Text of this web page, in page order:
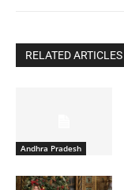
RELATED ARTICLES
Andhra Pradesh